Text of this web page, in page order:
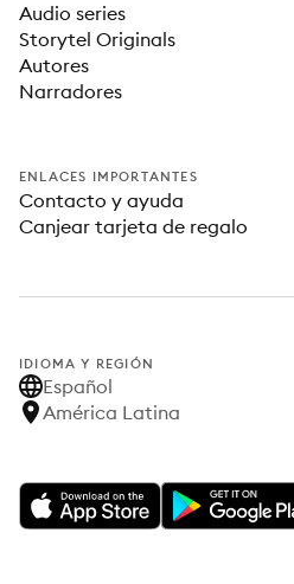
Audio series
Storytel Originals
Autores
Narradores
ENLACES IMPORTANTES
Contacto y ayuda
Canjear tarjeta de regalo
IDIOMA Y REGIÓN
Español
América Latina